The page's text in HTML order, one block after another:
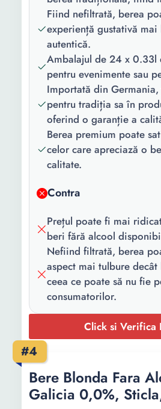
Fiind nefiltrată, berea
experiență gustativă mai
autentică.
Ambalajul de 24 x 0.33l
pentru evenimente sau
Importată din Germania,
pentru tradiția sa în
oferind o garanție a
Berea premium poate
celor care apreciază o
calitate.
Contra
Prețul poate fi mai
beri fără alcool
Nefiind filtrată, berea
aspect mai tulbure
ceea ce poate să nu fie
consumatorilor.
Click si Verifica
#4
Bere Blonda Fara
Galicia 0,0%,